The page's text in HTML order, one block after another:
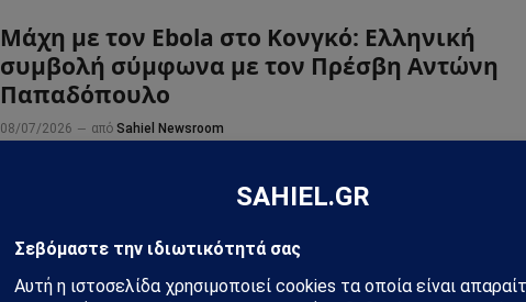
Μάχη με τον Ebola στο Κονγκό: Ελληνική
συμβολή σύμφωνα με τον Πρέσβη Αντώνη
Παπαδόπουλο
08/07/2026 από Sahiel Newsroom
οικονομική και κοινωνική ζωή της χώρας, ακόμη και σε
της σε κοινωνικές και φιλανθρωπικές δράσεις.